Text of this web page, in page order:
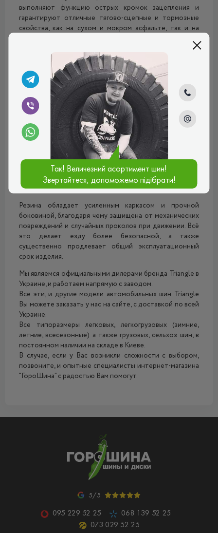
выполняют функцию острых кромок зацепления и
гарантируют отличные тягово-сцепные и тормозные
свойства, как на сухом и мокром асфальте, так и на
участках умеренного бездорожья. Также стоит
отметить, что такая конструкция протектора
гарантирует отличный показатель курсовой
устойчивости при движении по прямой дороге. В
плечевых зонах находятся закруглённые прямоугольные
блоки повышенной жёсткости, которые гарантируют
шине отличный показатель сцепления с дорогой при
маневрировании и прохождении сложных поворотов.
Аквадренаж покрышки Триангл Адвантекс ТР259 СУВ
осуществляется за счёт четырёх глубоких продольных
каналов. По ним происходит максимально быстрый
отток излишков жидкости и грязи из-под пятна
контакта шины с дорогой, вследствие чего сводится к
минимуму возможность возникновения эффектов
аквапланирования и пробуксовки.
Резина обладает усиленным каркасом и прочной
боковиной, благодаря чему защищена от механических
повреждений и случайных проколов при движении. Всё
это делает езду более безопасной, а также
существенно продлевает общий эксплуатационный
срок изделия.
Мы являемся официальными дилерами бренда Triangle в
Украине, и работаем напрямую с заводом.
Все эти, и другие модели автомобильных шин Triangle
Вы можете заказать у нас на сайте, с доставкой по всей
Украине.
Все типоразмеры легковых, легкогрузовых (зимние,
летние, всесезонные) а также грузовых, сельхоз шин, в
постоянном наличии на складе в Киеве.
В случае, если у Вас возникли сложности с выбором,
позвоните, и опытные специалисты интернет-магазина
"ГороШина" с радостью Вам помогут.
5/5
095 229 52 25
068 139 52 25
073 029 52 25
Так! Величезний асортимент шин!
Звертайтеся, допоможемо підібрати!